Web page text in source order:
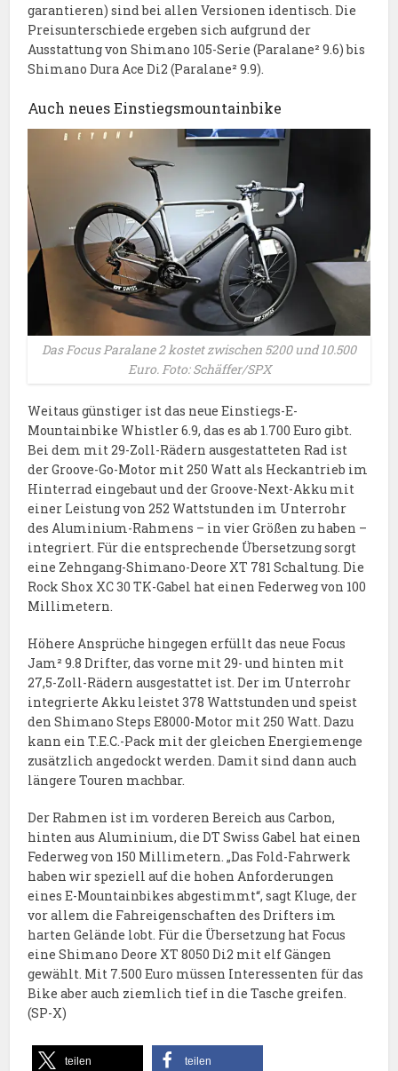
garantieren) sind bei allen Versionen identisch. Die
Preisunterschiede ergeben sich aufgrund der
Ausstattung von Shimano 105-Serie (Paralane² 9.6) bis
Shimano Dura Ace Di2 (Paralane² 9.9).
Auch neues Einstiegsmountainbike
Das Focus Paralane 2 kostet zwischen 5200 und 10.500
Euro. Foto: Schäffer/SPX
Weitaus günstiger ist das neue Einstiegs-E-
Mountainbike Whistler 6.9, das es ab 1.700 Euro gibt.
Bei dem mit 29-Zoll-Rädern ausgestatteten Rad ist
der Groove-Go-Motor mit 250 Watt als Heckantrieb im
Hinterrad eingebaut und der Groove-Next-Akku mit
einer Leistung von 252 Wattstunden im Unterrohr
des Aluminium-Rahmens – in vier Größen zu haben –
integriert. Für die entsprechende Übersetzung sorgt
eine Zehngang-Shimano-Deore XT 781 Schaltung. Die
Rock Shox XC 30 TK-Gabel hat einen Federweg von 100
Millimetern.
Höhere Ansprüche hingegen erfüllt das neue Focus
Jam² 9.8 Drifter, das vorne mit 29- und hinten mit
27,5-Zoll-Rädern ausgestattet ist. Der im Unterrohr
integrierte Akku leistet 378 Wattstunden und speist
den Shimano Steps E8000-Motor mit 250 Watt. Dazu
kann ein T.E.C.-Pack mit der gleichen Energiemenge
zusätzlich angedockt werden. Damit sind dann auch
längere Touren machbar.
Der Rahmen ist im vorderen Bereich aus Carbon,
hinten aus Aluminium, die DT Swiss Gabel hat einen
Federweg von 150 Millimetern. „Das Fold-Fahrwerk
haben wir speziell auf die hohen Anforderungen
eines E-Mountainbikes abgestimmt“, sagt Kluge, der
vor allem die Fahreigenschaften des Drifters im
harten Gelände lobt. Für die Übersetzung hat Focus
eine Shimano Deore XT 8050 Di2 mit elf Gängen
gewählt. Mit 7.500 Euro müssen Interessenten für das
Bike aber auch ziemlich tief in die Tasche greifen.
(SP-X)
teilen teilen